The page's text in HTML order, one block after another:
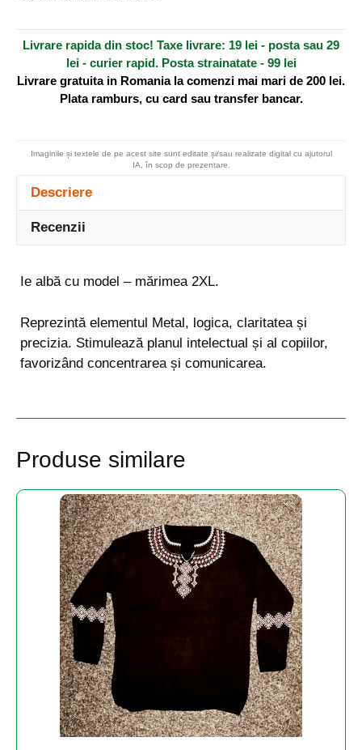
t
e
Livrare rapida din stoc! Taxe livrare: 19 lei - posta sau 29
lei - curier rapid. Posta strainatate - 99 lei
Livrare gratuita in Romania la comenzi mai mari de 200 lei.
Plata ramburs, cu card sau transfer bancar.
Imaginile și textele de pe acest site sunt editate și/sau realizate digital cu ajutorul
IA, în scop de prezentare.
Descriere
Recenzii
Ie albă cu model – mărimea 2XL.
Reprezintă elementul Metal, logica, claritatea și
precizia. Stimulează planul intelectual și al copiilor,
favorizând concentrarea și comunicarea.
Produse similare